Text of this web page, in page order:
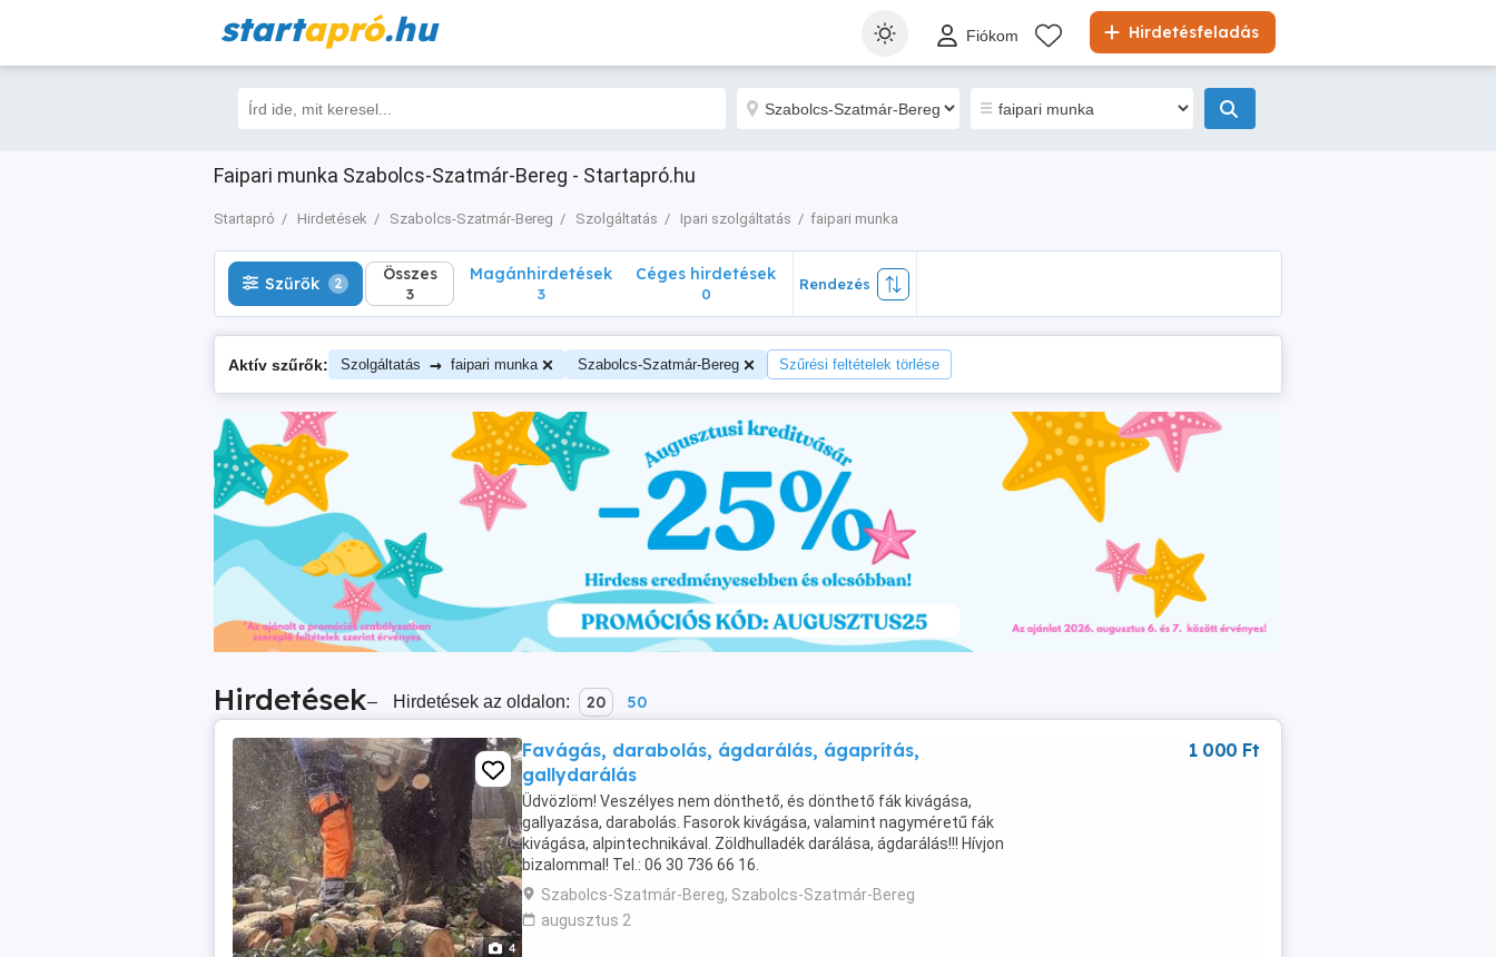
startapró.hu Hirdetésfeladás
Fiókom
Faipari munka Szabolcs-Szatmár-Bereg - Startapró.hu
Startapró Hirdetések Szabolcs-Szatmár-Bereg Szolgáltatás Ipari szolgáltatás faipari munka
Szűrők 2 Összes
3
Szűrők 2 Összes
3
Magánhirdetések
3
Céges hirdetések
0
Rendezés
Aktív szűrők: Szolgáltatás → faipari munka Szabolcs-Szatmár-Bereg Szűrési feltételek törlése
Hirdetések– Hirdetések az oldalon: 20 50
4
Favágás, darabolás, ágdarálás, ágaprítás,
gallydarálás
Üdvözlöm! Veszélyes nem dönthető, és dönthető fák kivágása,
gallyazása, darabolás. Fasorok kivágása, valamint nagyméretű fák
kivágása, alpintechnikával. Zöldhulladék darálása, ágdarálás!!! Hívjon
bizalommal! Tel.: 06 30 736 66 16.
Szabolcs-Szatmár-Bereg, Szabolcs-Szatmár-Bereg
augusztus 2
1 000 Ft